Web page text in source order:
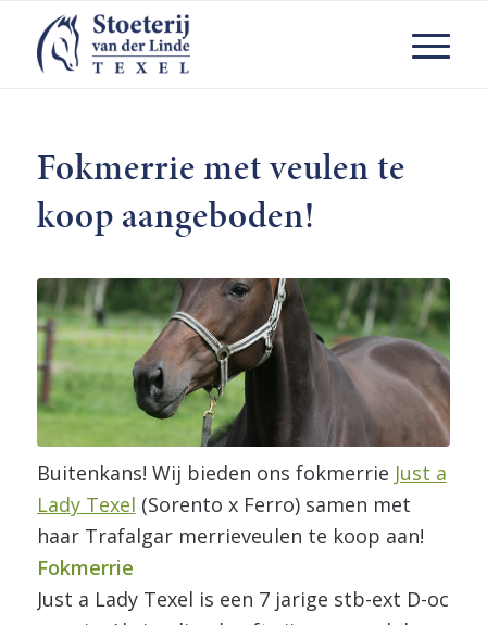
Fokmerrie met veulen te
koop aangeboden!
Buitenkans! Wij bieden ons fokmerrie Just a
Lady Texel (Sorento x Ferro) samen met
haar Trafalgar merrieveulen te koop aan!
Fokmerrie
Just a Lady Texel is een 7 jarige stb-ext D-oc